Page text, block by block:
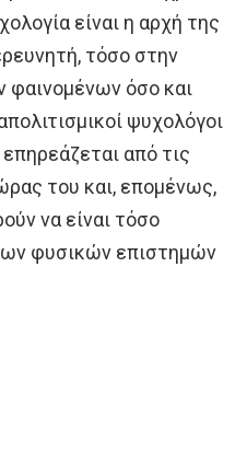
είναι η αρχή της
τόσο στην
όσο και
ψυχολόγοι
από τις
του και, επομένως,
να είναι τόσο
φυσικών επιστημών